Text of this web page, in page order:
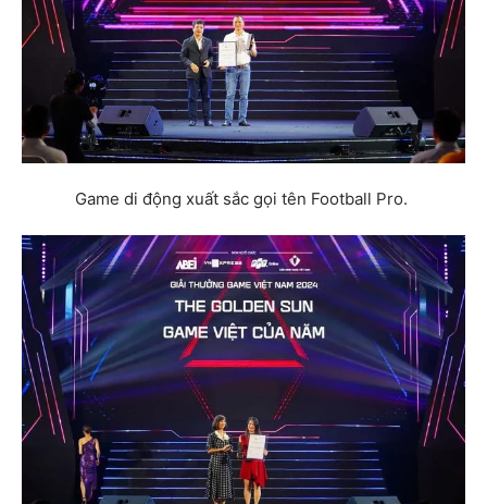
Game di động xuất sắc gọi tên Football Pro.